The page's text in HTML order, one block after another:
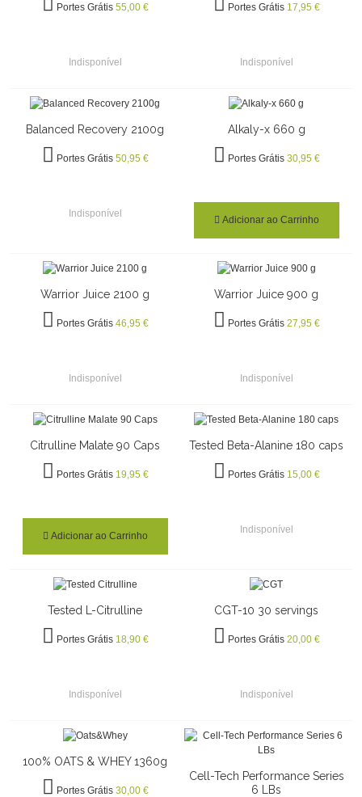
Portes Grátis 55,00 €
Indisponível
Portes Grátis 17,95 €
Indisponível
Balanced Recovery 2100g
Portes Grátis 50,95 €
Indisponível
Alkaly-x 660 g
Portes Grátis 30,95 €
Adicionar ao Carrinho
Warrior Juice 2100 g
Portes Grátis 46,95 €
Indisponível
Warrior Juice 900 g
Portes Grátis 27,95 €
Indisponível
Citrulline Malate 90 Caps
Portes Grátis 19,95 €
Adicionar ao Carrinho
Tested Beta-Alanine 180 caps
Portes Grátis 15,00 €
Indisponível
Tested L-Citrulline
Portes Grátis 18,90 €
Indisponível
CGT-10 30 servings
Portes Grátis 20,00 €
Indisponível
100% OATS & WHEY 1360g
Portes Grátis 30,00 €
Cell-Tech Performance Series
6 LBs